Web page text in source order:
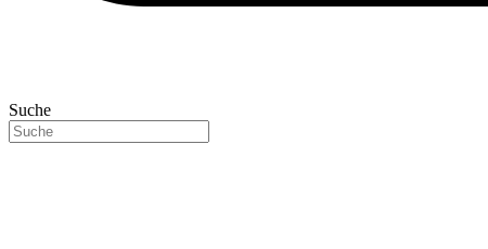
Suche